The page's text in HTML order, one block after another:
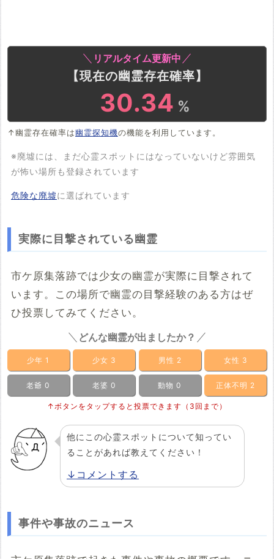
リアルタイム更新中
【現在の幽霊存在確率】
31.32 %
↑幽霊存在確率は幽霊探知機の機能を利用しています。
※廃墟には、まだ心霊スポットにはなっていないけど雰囲気
が怖い場所も登録されています
危険な廃墟に選ばれています
実際に目撃されている幽霊
市ケ原集落跡では少女の幽霊が実際に目撃されて
います。この場所で幽霊の目撃経験のある方はぜ
ひ投票してみてください。
どんな幽霊が出ましたか？
少年 1 少女 3 男性 2 女性 3
老爺 0 老婆 0 動物 0 正体不明 2
↑ボタンをタップすると投票できます（3回まで）
他にこの心霊スポットについて知ってい
ることがあれば教えてください！
↓コメントする
事件や事故のニュース